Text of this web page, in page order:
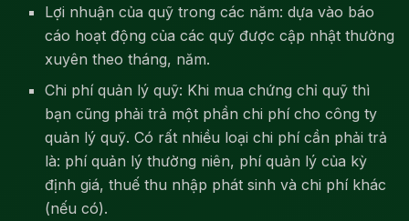
Lợi nhuận của quỹ trong các năm: dựa vào báo
cáo hoạt động của các quỹ được cập nhật thường
xuyên theo tháng, năm.
Chi phí quản lý quỹ: Khi mua chứng chỉ quỹ thì
bạn cũng phải trả một phần chi phí cho công ty
quản lý quỹ. Có rất nhiều loại chi phí cần phải trả
là: phí quản lý thường niên, phí quản lý của kỳ
định giá, thuế thu nhập phát sinh và chi phí khác
(nếu có).